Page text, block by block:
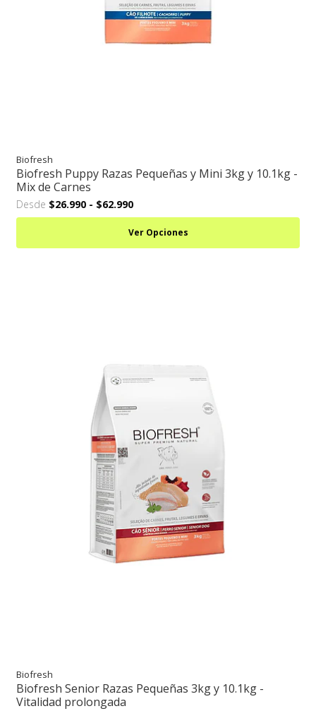
Biofresh
Biofresh Puppy Razas Pequeñas y Mini 3kg y 10.1kg -
Mix de Carnes
Desde $26.990 - $62.990
Ver Opciones
Biofresh
Biofresh Senior Razas Pequeñas 3kg y 10.1kg -
Vitalidad prolongada